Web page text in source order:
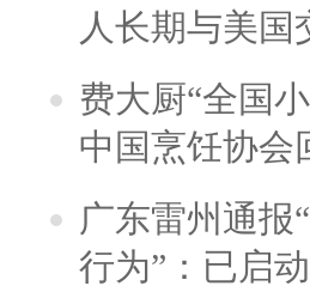
人长期与美
费大厨“全国
中国烹饪协会
广东雷州通报
行为”：已启